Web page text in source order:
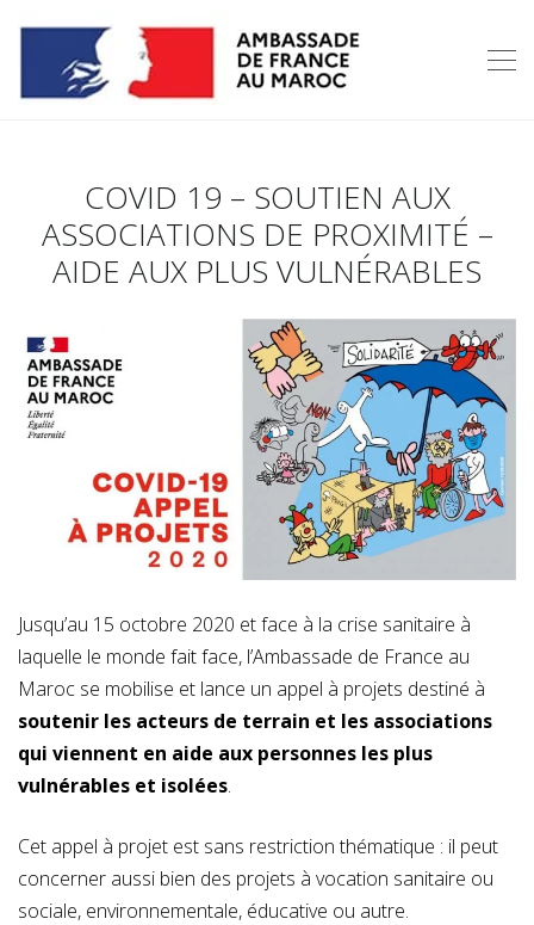
COVID 19 – SOUTIEN AUX
ASSOCIATIONS DE PROXIMITÉ –
AIDE AUX PLUS VULNÉRABLES
Jusqu’au 15 octobre 2020 et face à la crise sanitaire à
laquelle le monde fait face, l’Ambassade de France au
Maroc se mobilise et lance un appel à projets destiné à
soutenir les acteurs de terrain et les associations
qui viennent en aide aux personnes les plus
vulnérables et isolées.
Cet appel à projet est sans restriction thématique : il peut
concerner aussi bien des projets à vocation sanitaire ou
sociale, environnementale, éducative ou autre.